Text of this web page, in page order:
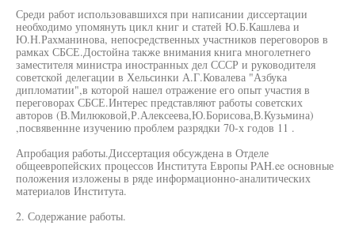
Среди работ использовавшихся при написании диссертации
необходимо упомянуть цикл книг и статей Ю.Б.Кашлева и
Ю.Н.Рахманинова, непосредственных участников переговоров в
рамках СБСЕ.Достойна также внимания книга многолетнего
заместителя министра иностранных дел СССР и руководителя
советской делегации в Хельсинки А.Г.Ковалева "Азбука
дипломатии",в которой нашел отражение его опыт участия в
переговорах СБСЕ.Интерес представляют работы советских
авторов (В.Милюковой,Р.Алексеева,Ю.Борисова,В.Кузьмина)
,посвявеннне изучению проблем разрядки 70-х годов 11 .
Апробация работы.Диссертация обсуждена в Отделе
общеевропейских процессов Института Европы PAH.ee основные
положения изложены в ряде информационно-аналитических
материалов Института.
2. Содержание работы.